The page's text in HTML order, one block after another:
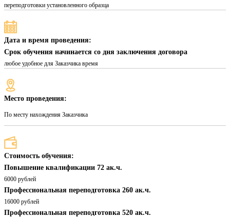
переподготовки установленного образца
Дата и время проведения:
Срок обучения начинается со дня заключения договора
любое удобное для Заказчика время
Место проведения:
По месту нахождения Заказчика
Стоимость обучения:
Повышение квалификации 72 ак.ч.
6000 рублей
Профессиональная переподготовка 260 ак.ч.
16000 рублей
Профессиональная переподготовка 520 ак.ч.